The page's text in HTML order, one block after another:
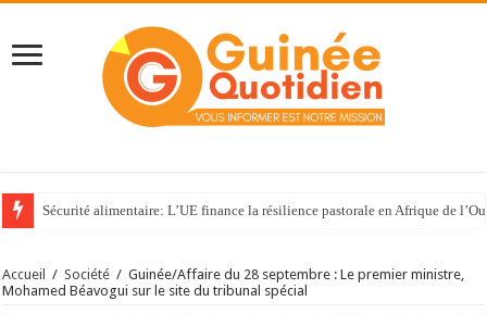
Sécurité alimentaire: L’UE finance la résilience pastorale en Afrique de
Accueil / Société / Guinée/Affaire du 28 septembre : Le premier ministre,
Mohamed Béavogui sur le site du tribunal spécial